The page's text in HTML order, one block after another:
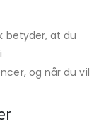
betyder, at du
og når du vil